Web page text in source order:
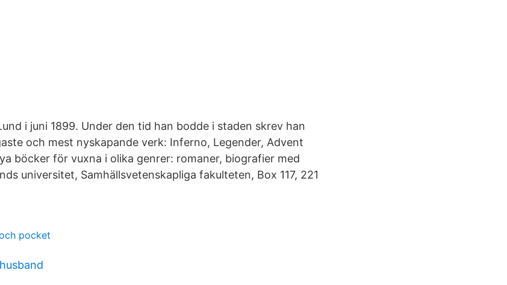
i juni 1899. Under den tid han bodde i staden skrev han
och mest nyskapande verk: Inferno, Legender, Advent
böcker för vuxna i olika genrer: romaner, biografier med
universitet, Samhällsvetenskapliga fakulteten, Box 117, 221
pocket